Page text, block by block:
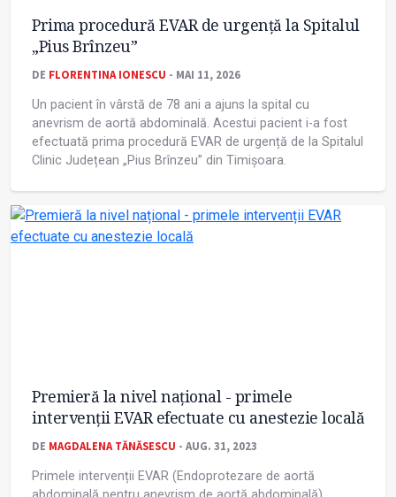
Prima procedură EVAR de urgență la Spitalul
„Pius Brînzeu”
DE FLORENTINA IONESCU - MAI 11, 2026
Un pacient în vârstă de 78 ani a ajuns la spital cu
anevrism de aortă abdominală. Acestui pacient i-a fost
efectuată prima procedură EVAR de urgență de la Spitalul
Clinic Județean „Pius Brînzeu” din Timișoara.
Premieră la nivel național - primele
intervenții EVAR efectuate cu anestezie locală
DE MAGDALENA TĂNĂSESCU - AUG. 31, 2023
Primele intervenții EVAR (Endoprotezare de aortă